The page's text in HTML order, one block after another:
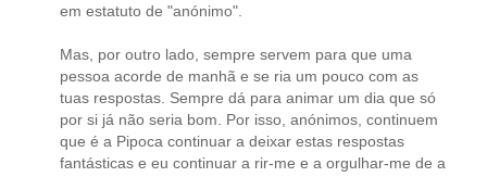
em estatuto de "anónimo".
Mas, por outro lado, sempre servem para que uma
pessoa acorde de manhã e se ria um pouco com as
tuas respostas. Sempre dá para animar um dia que só
por si já não seria bom. Por isso, anónimos, continuem
que é a Pipoca continuar a deixar estas respostas
fantásticas e eu continuar a rir-me e a orgulhar-me de a